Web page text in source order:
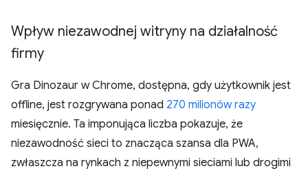
Wpływ niezawodnej witryny na działalność
firmy
Gra Dinozaur w Chrome, dostępna, gdy użytkownik jest
offline, jest rozgrywana ponad 270 milionów razy
miesięcznie. Ta imponująca liczba pokazuje, że
niezawodność sieci to znacząca szansa dla PWA,
zwłaszcza na rynkach z niepewnymi sieciami lub drogimi